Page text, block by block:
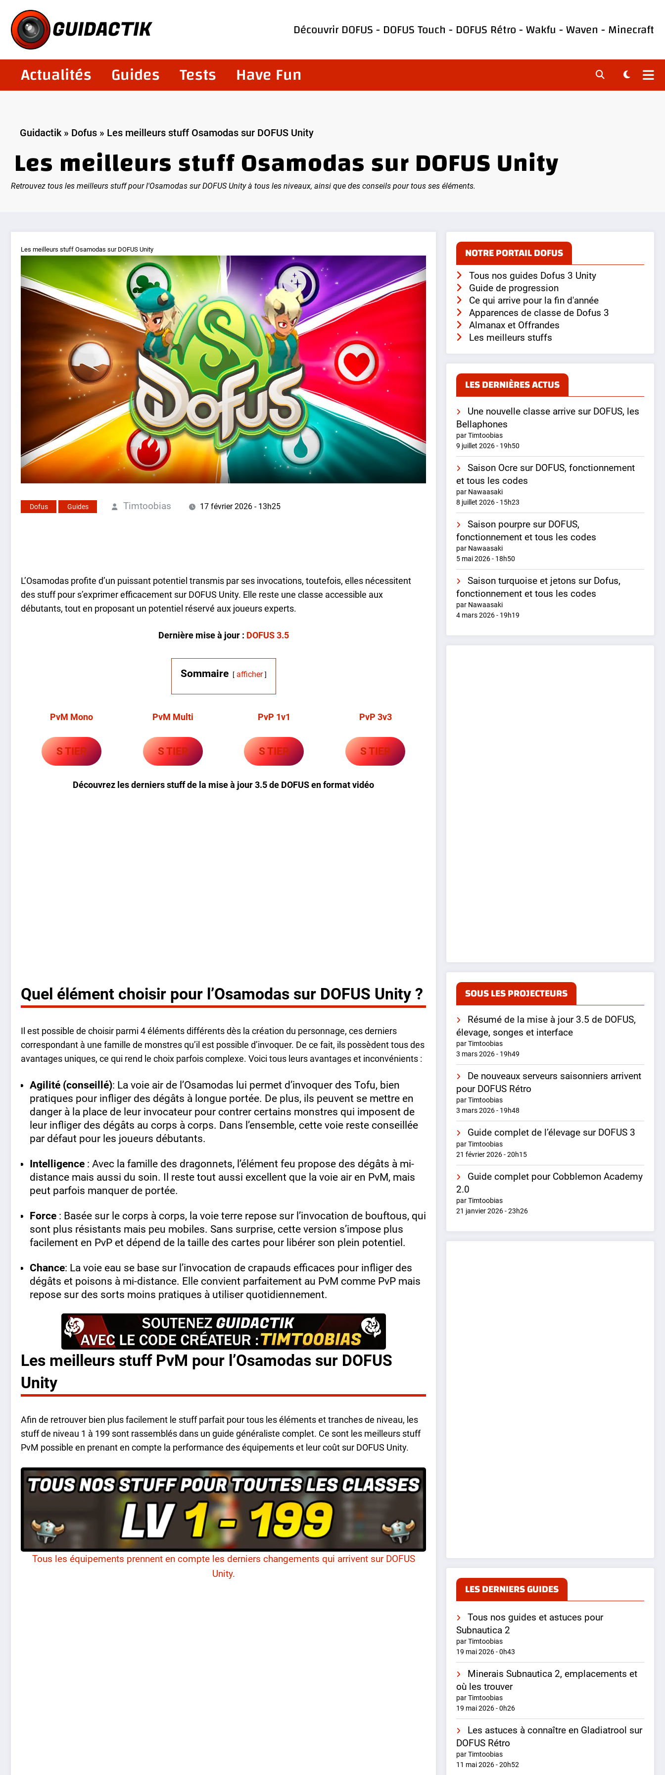
contenu
GUIDACTIK DécouvrirDOFUS-DOFUS Touch-DOFUS Rétro-Wakfu-Waven-Minecraft
Actualités Guides Tests Have Fun
Guidactik» Dofus » Les meilleurs stuff Osamodas sur DOFUS Unity
Les meilleurs stuff Osamodas sur DOFUS Unity
Retrouvez tous les meilleurs stuff pour l'Osamodas sur DOFUS Unity à tous les niveaux, ainsi que des conseils pour tous ses éléments.
Les meilleurs stuff Osamodas sur DOFUS Unity
Dofus Guides Timtoobias 17 février 2026 - 13h25
L’Osamodas profite d’un puissant potentiel transmis par ses invocations, toutefois, elles nécessitent
des stuff pour s’exprimer efficacement sur DOFUS Unity. Elle reste une classe accessible aux
débutants, tout en proposant un potentiel réservé aux joueurs experts.
Dernière mise à jour : DOFUS 3.5
Sommaire afficher
PvM Mono
S TIER
PvM Multi
S TIER
PvP 1v1
S TIER
PvP 3v3
S TIER
Découvrez les derniers stuff de la mise à jour 3.5 de DOFUS en format vidéo
Quel élément choisir pour l’Osamodas sur DOFUS Unity ?
Il est possible de choisir parmi 4 éléments différents dès la création du personnage, ces derniers
correspondant à une famille de monstres qu’il est possible d’invoquer. De ce fait, ils possèdent tous des
avantages uniques, ce qui rend le choix parfois complexe. Voici tous leurs avantages et inconvénients :
Agilité (conseillé): La voie air de l’Osamodas lui permet d’invoquer des Tofu, bien
pratiques pour infliger des dégâts à longue portée. De plus, ils peuvent se mettre en
danger à la place de leur invocateur pour contrer certains monstres qui imposent de
leur infliger des dégâts au corps à corps. Dans l’ensemble, cette voie reste conseillée
par défaut pour les joueurs débutants.
Intelligence : Avec la famille des dragonnets, l’élément feu propose des dégâts à mi-
distance mais aussi du soin. Il reste tout aussi excellent que la voie air en PvM, mais
peut parfois manquer de portée.
Force : Basée sur le corps à corps, la voie terre repose sur l’invocation de bouftous, qui
sont plus résistants mais peu mobiles. Sans surprise, cette version s’impose plus
facilement en PvP et dépend de la taille des cartes pour libérer son plein potentiel.
Chance: La voie eau se base sur l’invocation de crapauds efficaces pour infliger des
dégâts et poisons à mi-distance. Elle convient parfaitement au PvM comme PvP mais
repose sur des sorts moins pratiques à utiliser quotidiennement.
Les meilleurs stuff PvM pour l’Osamodas sur DOFUS
Unity
Afin de retrouver bien plus facilement le stuff parfait pour tous les éléments et tranches de niveau, les
stuff de niveau 1 à 199 sont rassemblés dans un guide généraliste complet. Ce sont les meilleurs stuff
PvM possible en prenant en compte la performance des équipements et leur coût sur DOFUS Unity.
Tous les équipements prennent en compte les derniers changements qui arrivent sur DOFUS
Unity.
NOTRE PORTAIL DOFUS
Tous nos guides Dofus 3 Unity
Guide de progression
Ce qui arrive pour la fin d'année
Apparences de classe de Dofus 3
Almanax et Offrandes
Les meilleurs stuffs
LES DERNIÈRES ACTUS
Une nouvelle classe arrive sur DOFUS, les
Bellaphones
par Timtoobias
9 juillet 2026 - 19h50
Saison Ocre sur DOFUS, fonctionnement
et tous les codes
par Nawaasaki
8 juillet 2026 - 15h23
Saison pourpre sur DOFUS,
fonctionnement et tous les codes
par Nawaasaki
5 mai 2026 - 18h50
Saison turquoise et jetons sur Dofus,
fonctionnement et tous les codes
par Nawaasaki
4 mars 2026 - 19h19
SOUS LES PROJECTEURS
Résumé de la mise à jour 3.5 de DOFUS,
élevage, songes et interface
par Timtoobias
3 mars 2026 - 19h49
De nouveaux serveurs saisonniers arrivent
pour DOFUS Rétro
par Timtoobias
3 mars 2026 - 19h48
Guide complet de l’élevage sur DOFUS 3
par Timtoobias
21 février 2026 - 20h15
Guide complet pour Cobblemon Academy
2.0
par Timtoobias
21 janvier 2026 - 23h26
LES DERNIERS GUIDES
Tous nos guides et astuces pour
Subnautica 2
par Timtoobias
19 mai 2026 - 0h43
Minerais Subnautica 2, emplacements et
où les trouver
par Timtoobias
19 mai 2026 - 0h26
Les astuces à connaître en Gladiatrool sur
DOFUS Rétro
par Timtoobias
11 mai 2026 - 20h52